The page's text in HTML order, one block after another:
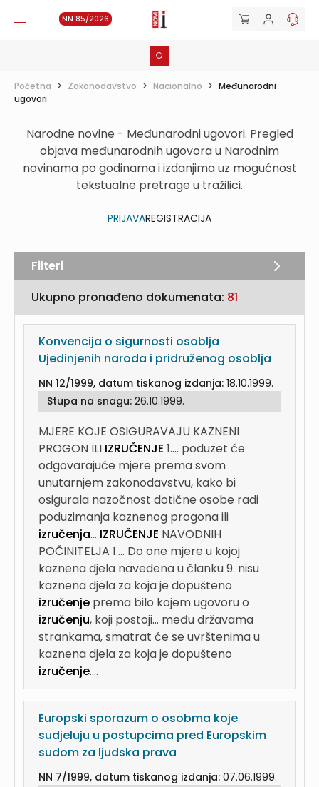
NN 85/2026
Početna > Zakonodavstvo > Nacionalno > Međunarodni
ugovori
Narodne novine - Međunarodni ugovori. Pregled
objava međunarodnih ugovora u Narodnim
novinama po godinama i izdanjima uz mogućnost
tekstualne pretrage u tražilici.
PRIJAVAREGISTRACIJA
Ukupno pronađeno dokumenata: 81
Konvencija o sigurnosti osoblja
Ujedinjenih naroda i pridruženog osoblja
NN 12/1999, datum tiskanog izdanja: 18.10.1999.
Stupa na snagu: 26.10.1999.
MJERE KOJE OSIGURAVAJU KAZNENI
PROGON ILI IZRUČENJE 1.... poduzet će
odgovarajuće mjere prema svom
unutarnjem zakonodavstvu, kako bi
osigurala nazočnost dotične osobe radi
poduzimanja kaznenog progona ili
izručenja... IZRUČENJE NAVODNIH
POČINITELJA 1.... Do one mjere u kojoj
kaznena djela navedena u članku 9. nisu
kaznena djela za koja je dopušteno
izručenje prema bilo kojem ugovoru o
izručenju, koji postoji... među državama
strankama, smatrat će se uvrštenima u
kaznena djela za koja je dopušteno
izručenje....
Europski sporazum o osobma koje
sudjeluju u postupcima pred Europskim
sudom za ljudska prava
NN 7/1999, datum tiskanog izdanja: 07.06.1999.
Filteri